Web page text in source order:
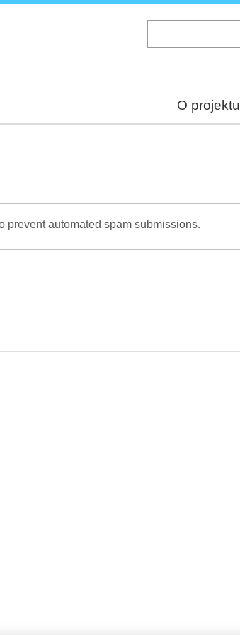
O projektu
prevent automated spam submissions.